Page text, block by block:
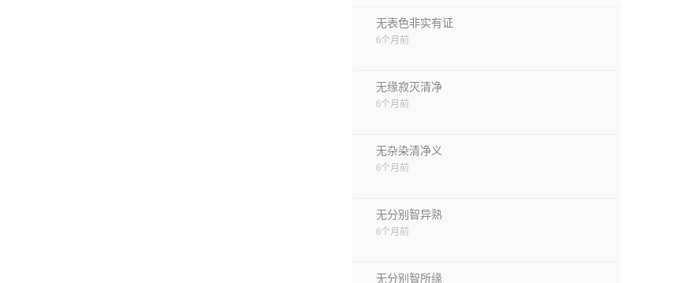
无表色非实有证
6个月前
无缘寂灭清净
6个月前
无杂染清净义
6个月前
无分别智异熟
6个月前
无分别智所缘